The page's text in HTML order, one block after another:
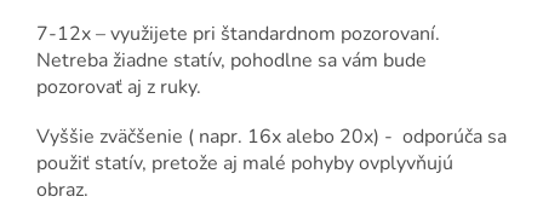
7-12x – využijete pri štandardnom pozorovaní.
Netreba žiadne statív, pohodlne sa vám bude
pozorovať aj z ruky.
Vyššie zväčšenie ( napr. 16x alebo 20x) - odporúča sa
použiť statív, pretože aj malé pohyby ovplyvňujú
obraz.